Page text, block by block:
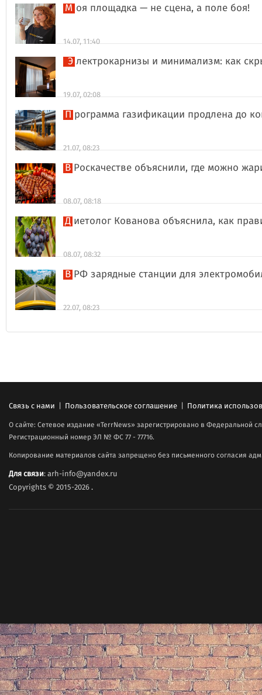
Моя площадка — не сцена, а поле боя!
14.07, 11:40
Электрокарнизы и минимализм: как
19.07, 02:08
Программа газификации продлена до
21.07, 08:23
В Роскачестве объяснили, где можно
08.07, 08:18
Диетолог Кованова объяснила, как
08.07, 08:32
В РФ зарядные станции для
22.07, 08:23
Связь с нами | Пользовательское соглашение | Политика
О сайте: Сетевое издание «TerrNews» зарегистрировано в Федеральной
Регистрационный номер ЭЛ № ФС 77 - 77716.
Копирование материалов сайта запрещено без письменного согласия
Для связи: arh-info@yandex.ru
Copyrights © 2015-2026.